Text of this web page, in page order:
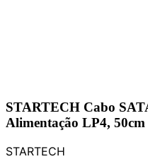
STARTECH Cabo
Alimentação LP4, 50cm
STARTECH